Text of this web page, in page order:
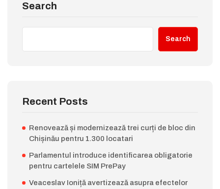
Search
Search
Recent Posts
Renovează și modernizează trei curți de bloc din
Chișinău pentru 1.300 locatari
Parlamentul introduce identificarea obligatorie
pentru cartelele SIM PrePay
Veaceslav Ioniță avertizează asupra efectelor